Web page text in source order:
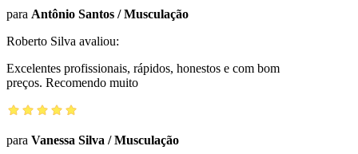
para Antônio Santos /Musculação
Roberto Silva avaliou:
Excelentes profissionais, rápidos, honestos e com bom
preços. Recomendo muito
para Vanessa Silva /Musculação